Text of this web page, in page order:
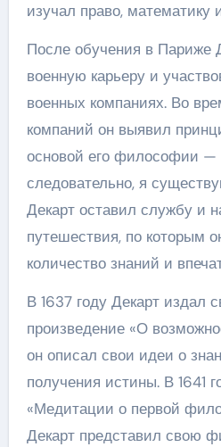
изучал право,
После обучения в Париже
военную карьеру и
военных компаниях. Во
компаний он выявил
основой его философии
следовательно, я
Декарт оставил службу и
путешествия, по которым
количество знаний и
В 1637 году Декарт издал
произведение «О
он описал свои идеи о
получения истины. В 1641
«Медитации о первой
Декарт представил свою